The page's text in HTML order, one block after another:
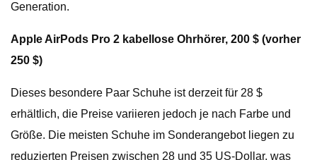
Generation.
Apple AirPods Pro 2 kabellose Ohrhörer, 200 $ (vorher
250 $)
Dieses besondere Paar Schuhe ist derzeit für 28 $
erhältlich, die Preise variieren jedoch je nach Farbe und
Größe. Die meisten Schuhe im Sonderangebot liegen zu
reduzierten Preisen zwischen 28 und 35 US-Dollar, was